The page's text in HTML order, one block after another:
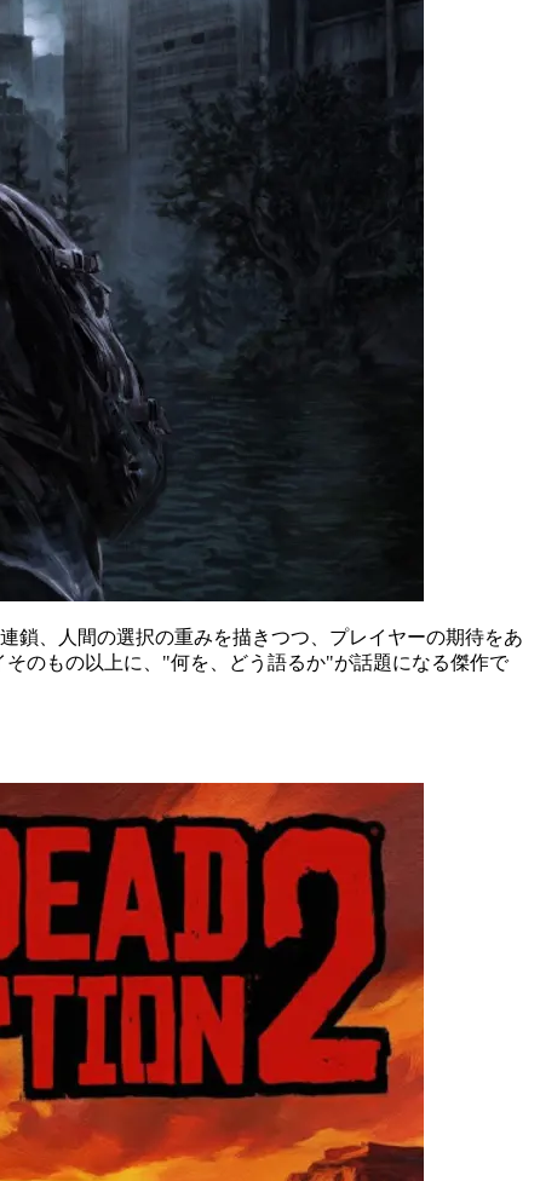
鎖、人間の選択の重みを描きつつ、プレイヤーの期待をあ
のもの以上に、"何を、どう語るか"が話題になる傑作で